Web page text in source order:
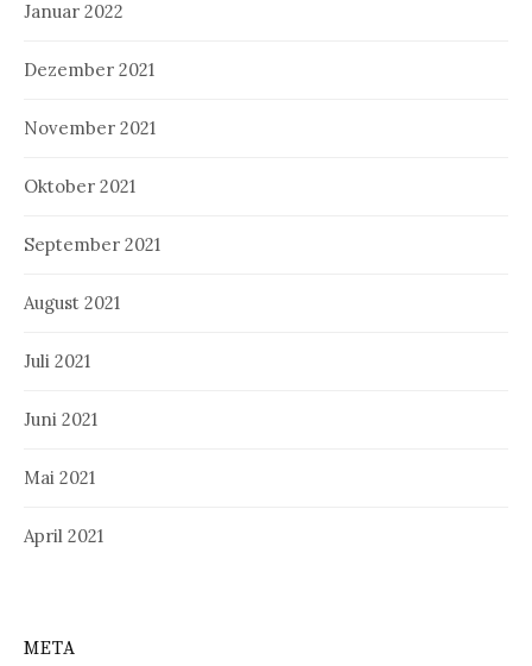
Januar 2022
Dezember 2021
November 2021
Oktober 2021
September 2021
August 2021
Juli 2021
Juni 2021
Mai 2021
April 2021
META